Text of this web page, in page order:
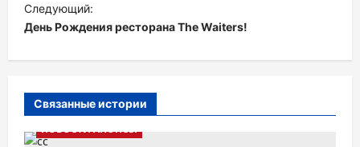
г
а
ц
я
п
Следующий:
День Рождения ресторана The Waiters!
Связанные истории
НОВОСТИ АНОНСЫ